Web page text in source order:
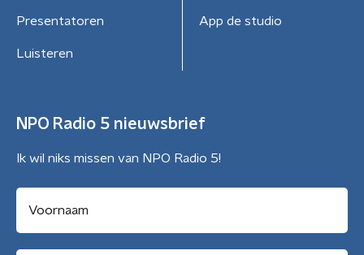
Presentatoren
Luisteren
App de studio
NPO Radio 5 nieuwsbrief
Ik wil niks missen van NPO Radio 5!